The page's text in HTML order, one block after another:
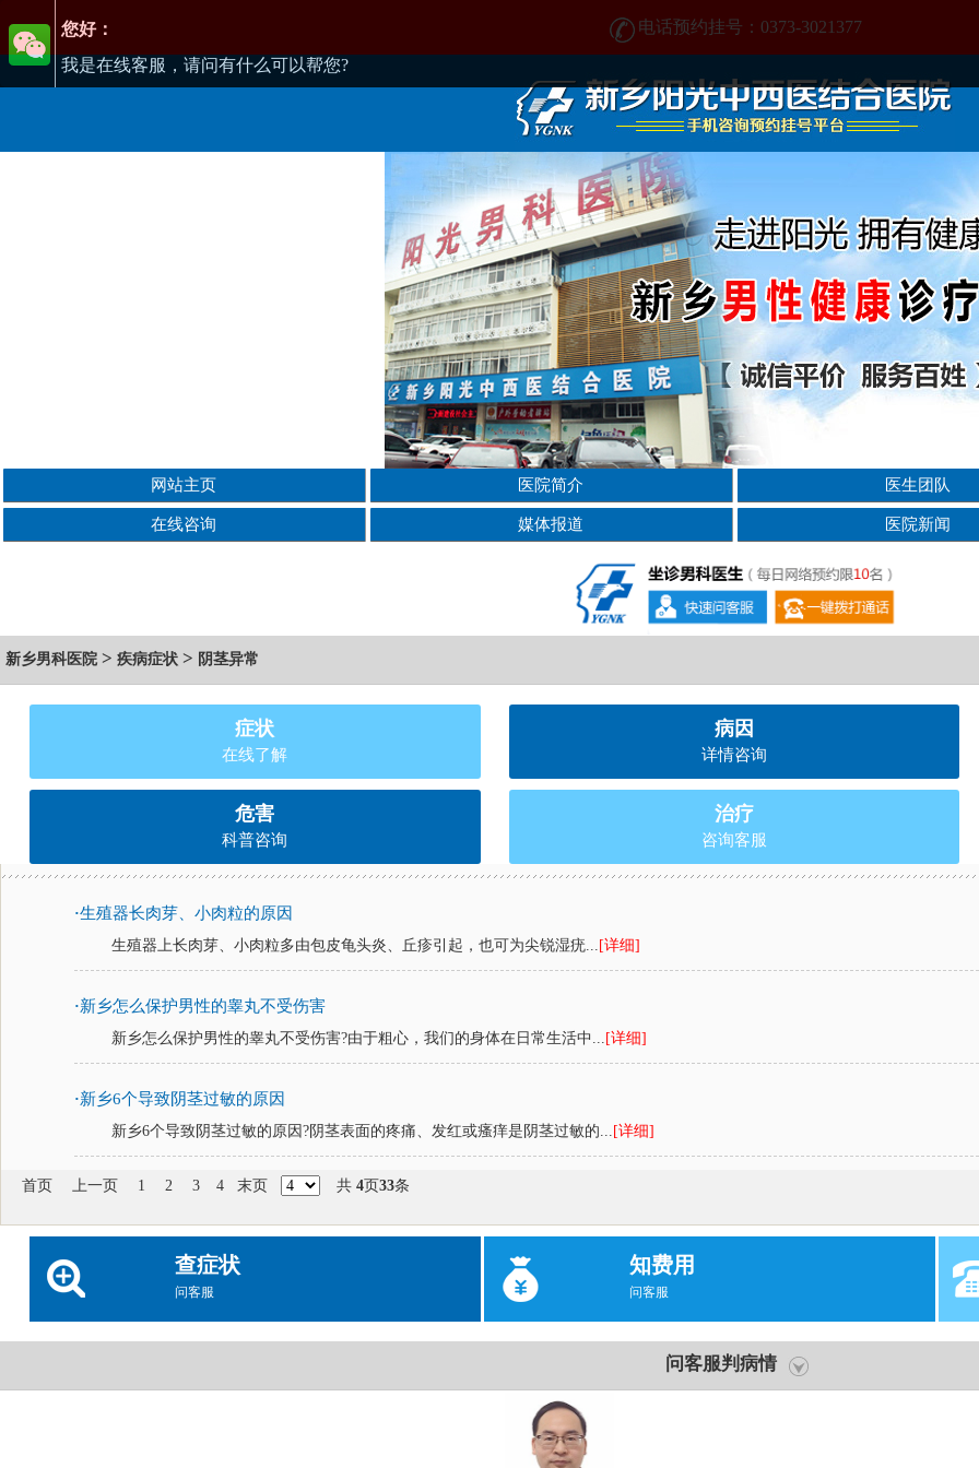
电话预约挂号：0373-3021377
在新乡哪家男科医院好?找正规医院-新乡阳光男科医院
网站主页 医院简介 医生团队
在线咨询 媒体报道 医院新闻
电话预约挂号：0373-3021377
新乡男科医院 > 疾病症状 > 阴茎异常
症状
在线了解
病因
详情咨询
危害
科普咨询
治疗
咨询客服
·生殖器长肉芽、小肉粒的原因
生殖器上长肉芽、小肉粒多由包皮龟头炎、丘疹引起，也可为尖锐湿疣... [详细]
·新乡怎么保护男性的睾丸不受伤害
新乡怎么保护男性的睾丸不受伤害?由于粗心，我们的身体在日常生活中... [详细]
·新乡6个导致阴茎过敏的原因
新乡6个导致阴茎过敏的原因?阴茎表面的疼痛、发红或瘙痒是阴茎过敏的... [详细]
首页 上一页 1 2 3 4 末页 共 4页33条
查症状
问客服
知费用
问客服
问客服判病情
您好：
我是在线客服，请问有什么可以帮您?